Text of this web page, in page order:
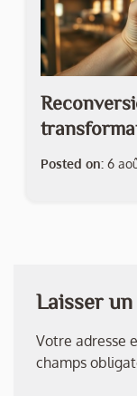
Posted on: 6
Laisser
Votre adresse
champs